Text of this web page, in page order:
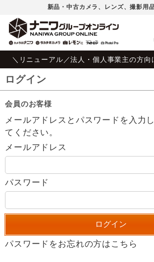
新品・中古カメラ、レンズ、撮影用
＼リニューアル／法人・個人事業主の方向
ログイン
会員のお客様
メールアドレスとパスワードを入力
てください。
メールアドレス
パスワード
パスワードをお忘れの方はこちら